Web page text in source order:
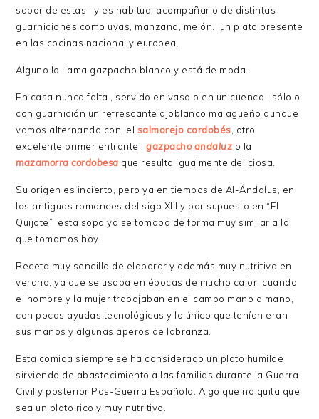
sabor de estas– y es habitual acompañarlo de distintas
guarniciones como uvas, manzana, melón.. un plato presente
en las cocinas nacional y europea.
Alguno lo llama gazpacho blanco y está de moda.
En casa nunca falta , servido en vaso o en un cuenco , sólo o
con guarnición un refrescante ajoblanco malagueño aunque
vamos alternando con el salmorejo cordobés , otro
excelente primer entrante ,gazpacho andaluz o la
mazamorra cordobesa que resulta igualmente deliciosa.
Su origen es incierto, pero ya en tiempos de Al-Ándalus, en
los antiguos romances del sigo XIII y por supuesto en “El
Quijote” esta sopa ya se tomaba de forma muy similar a la
que tomamos hoy.
Receta muy sencilla de elaborar y además muy nutritiva en
verano, ya que se usaba en épocas de mucho calor, cuando
el hombre y la mujer trabajaban en el campo mano a mano,
con pocas ayudas tecnológicas y lo único que tenían eran
sus manos y algunas aperos de labranza.
Esta comida siempre se ha considerado un plato humilde
sirviendo de abastecimiento a las familias durante la Guerra
Civil y posterior Pos-Guerra Española. Algo que no quita que
sea un plato rico y muy nutritivo.